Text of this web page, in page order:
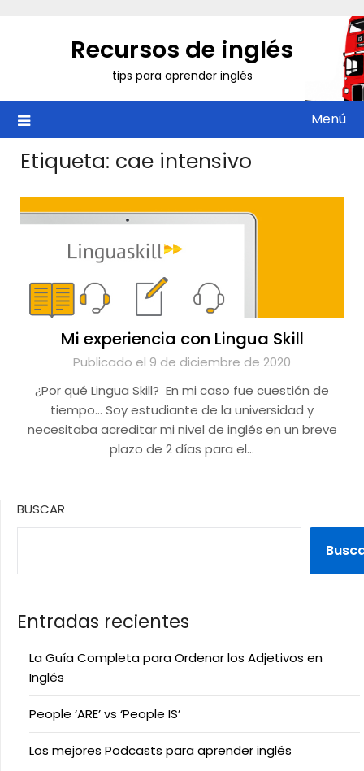
Recursos de inglés
tips para aprender inglés
Menú
Etiqueta: cae intensivo
Mi experiencia con Lingua Skill
Publicado el 9 de diciembre de 2020
¿Por qué Lingua Skill? En mi caso fue cuestión de
tiempo… Soy estudiante de la universidad y
necesitaba acreditar mi nivel de inglés en un breve
plazo de 2 días para el…
BUSCAR
Entradas recientes
La Guía Completa para Ordenar los Adjetivos en
Inglés
People ‘ARE’ vs ‘People IS’
Los mejores Podcasts para aprender inglés